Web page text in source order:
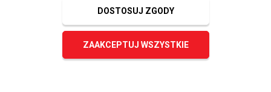
ZAPISZ SIĘ
DOSTOSUJ ZGODY
ZAAKCEPTUJ WSZYSTKIE